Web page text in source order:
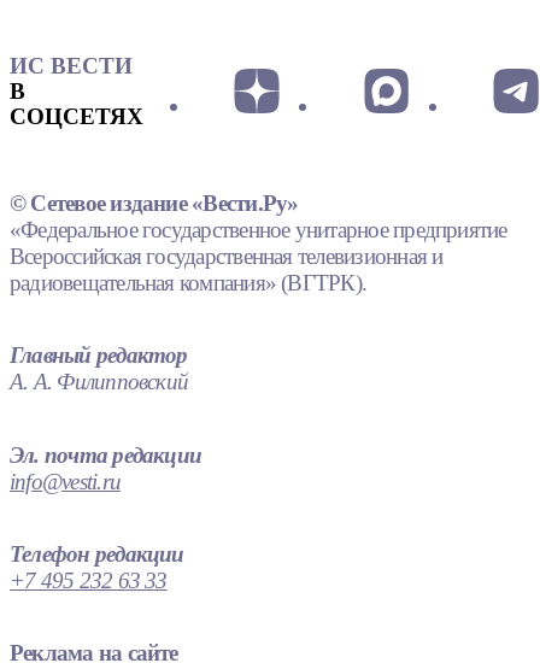
ИС ВЕСТИ
В
СОЦСЕТЯХ
© Сетевое издание «Вести.Ру»
«Федеральное государственное унитарное предприятие
Всероссийская государственная телевизионная и
радиовещательная компания» (ВГТРК).
Главный редактор
А. А. Филипповский
Эл. почта редакции
info@vesti.ru
Телефон редакции
+7 495 232 63 33
Реклама на сайте